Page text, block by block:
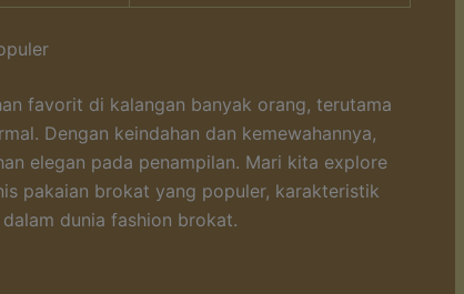
favorit di kalangan banyak orang, terutama
Dengan keindahan dan kemewahannya,
elegan pada penampilan. Mari kita explore
pakaian brokat yang populer, karakteristik
dunia fashion brokat.